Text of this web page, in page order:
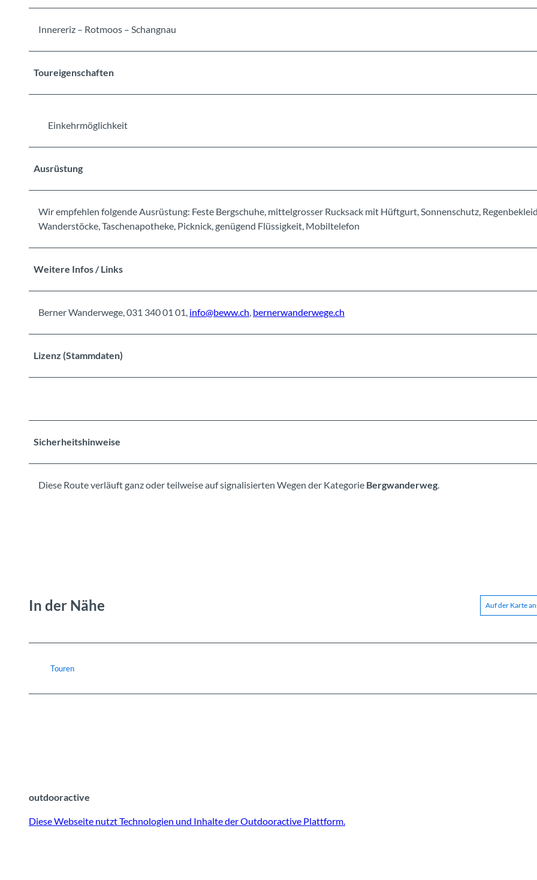
Innereriz – Rotmoos – Schangnau
Toureigenschaften
Einkehrmöglichkeit
Ausrüstung
Wir empfehlen folgende Ausrüstung: Feste Bergschuhe, mittelgrosser Rucksack mit Hüftgurt, Sonnenschutz,
Wanderstöcke, Taschenapotheke, Picknick, genügend Flüssigkeit, Mobiltelefon
Weitere Infos / Links
Berner Wanderwege, 031 340 01 01, info@beww.ch bernerwanderwege.ch
Lizenz (Stammdaten)
Sicherheitshinweise
Diese Route verläuft ganz oder teilweise auf signalisierten Wegen der Kategorie Bergwanderweg
In der Nähe Auf der Karte
Touren
outdooractive
Diese Webseite nutzt Technologien und Inhalte der Outdooractive Plattform.